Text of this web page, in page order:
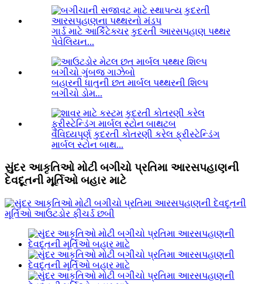
ગાર્ડ માટે આર્કિટેક્ચર કુદરતી આરસપહાણ પથ્થર
પેવેલિયન...
બહારની ધાતુની છત માર્બલ પથ્થરની શિલ્પ
બગીચો ડોમ...
વૈવિધ્યપૂર્ણ કુદરતી કોતરણી કરેલ ફ્રીસ્ટેન્ડિંગ
માર્બલ સ્ટોન બાથ...
સુંદર આકૃતિઓ મોટી બગીચો પ્રતિમા આરસપહાણની
દેવદૂતની મૂર્તિઓ બહાર માટે